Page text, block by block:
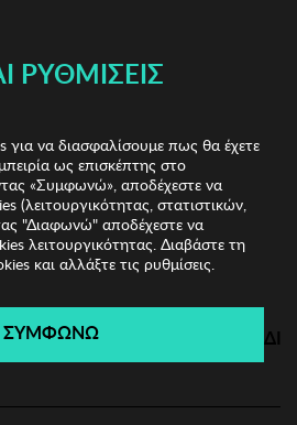
Γυναικείες Τσάντες
Γυναικεία
ώρες 00λεπτά 00δευτ.
ΡΥΘΜΊΣΕΙΣ
για να διασφαλίσουμε πως θα έχετε
ως επισκέπτης στο
«Συμφωνώ», αποδέχεστε να
(λειτουργικότητας, στατιστικών,
"Διαφωνώ" αποδέχεστε να
λειτουργικότητας. Διαβάστε τη
και αλλάξτε τις ρυθμίσεις.
ΣΥΜΦΩΝΩ